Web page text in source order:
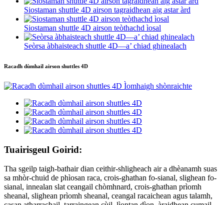
Siostaman shuttle 4D airson tagraidhean aig astar àrd
Siostaman shuttle 4D airson teòthachd ìosal
Seòrsa àbhaisteach shuttle 4D—a’ chiad ghinealach
Racadh dùmhail airson shuttles 4D
Tuairisgeul Goirid:
Tha sgeilp taigh-bathair dian ceithir-shligheach air a dhèanamh suas
sa mhòr-chuid de phìosan raca, crois-ghathan fo-sianal, slighean fo-
sianal, innealan slat ceangail chòmhnard, crois-ghathan prìomh
sheanal, slighean prìomh sheanal, ceangal racaichean agus talamh,